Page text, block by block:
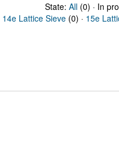
State: All(0) · In
14e Lattice Sieve (0) · 15e